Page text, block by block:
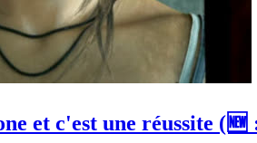
et c'est une réussite